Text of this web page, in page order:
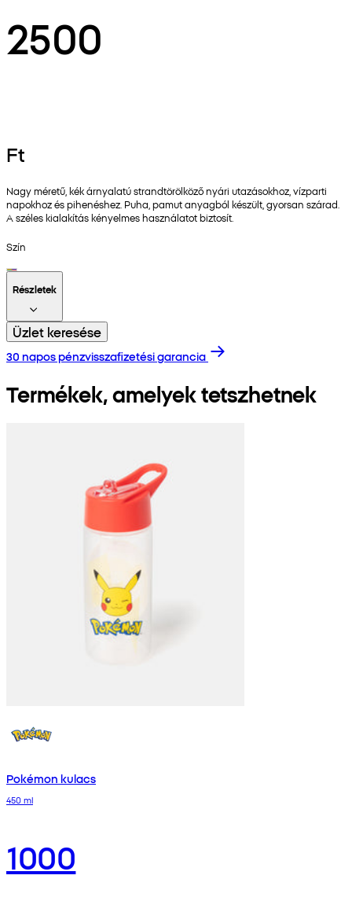
2500
Ft
Nagy méretű, kék árnyalatú strandtörölköző nyári utazásokhoz, vízparti
napokhoz és pihenéshez. Puha, pamut anyagból készült, gyorsan szárad.
A széles kialakítás kényelmes használatot biztosít.
Szín
Részletek
Üzlet keresése
30 napos pénzvisszafizetési garancia
Termékek, amelyek tetszhetnek
Pokémon kulacs
450 ml
1000